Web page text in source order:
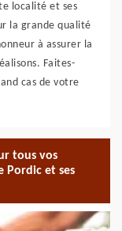
localité et ses
la grande qualité
à assurer la
Faites-
cas de votre
tous vos
Pordic et ses